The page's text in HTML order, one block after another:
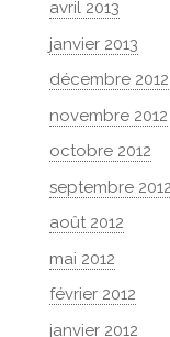
avril 2013
janvier 2013
décembre 2012
novembre 2012
octobre 2012
septembre 2012
août 2012
mai 2012
février 2012
janvier 2012